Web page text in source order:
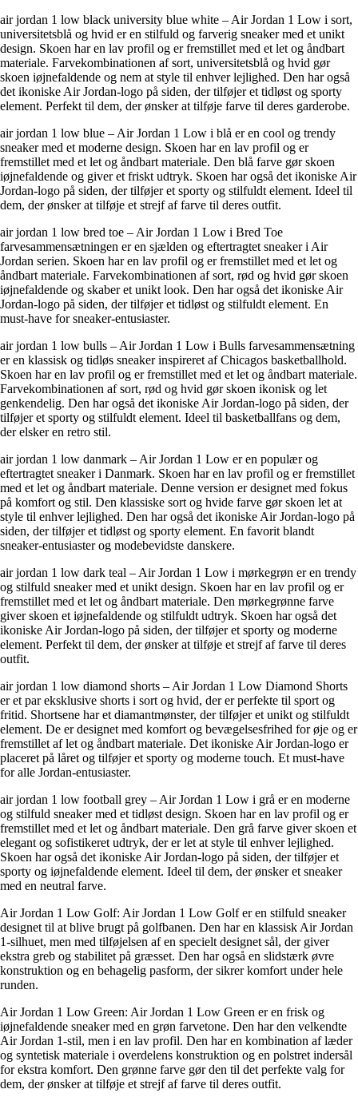
air jordan 1 low black university blue white – Air Jordan 1 Low i sort,
universitetsblå og hvid er en stilfuld og farverig sneaker med et unikt
design. Skoen har en lav profil og er fremstillet med et let og åndbart
materiale. Farvekombinationen af sort, universitetsblå og hvid gør
skoen iøjnefaldende og nem at style til enhver lejlighed. Den har også
det ikoniske Air Jordan-logo på siden, der tilføjer et tidløst og sporty
element. Perfekt til dem, der ønsker at tilføje farve til deres garderobe.
air jordan 1 low blue – Air Jordan 1 Low i blå er en cool og trendy
sneaker med et moderne design. Skoen har en lav profil og er
fremstillet med et let og åndbart materiale. Den blå farve gør skoen
iøjnefaldende og giver et friskt udtryk. Skoen har også det ikoniske Air
Jordan-logo på siden, der tilføjer et sporty og stilfuldt element. Ideel til
dem, der ønsker at tilføje et strejf af farve til deres outfit.
air jordan 1 low bred toe – Air Jordan 1 Low i Bred Toe
farvesammensætningen er en sjælden og eftertragtet sneaker i Air
Jordan serien. Skoen har en lav profil og er fremstillet med et let og
åndbart materiale. Farvekombinationen af sort, rød og hvid gør skoen
iøjnefaldende og skaber et unikt look. Den har også det ikoniske Air
Jordan-logo på siden, der tilføjer et tidløst og stilfuldt element. En
must-have for sneaker-entusiaster.
air jordan 1 low bulls – Air Jordan 1 Low i Bulls farvesammensætning
er en klassisk og tidløs sneaker inspireret af Chicagos basketballhold.
Skoen har en lav profil og er fremstillet med et let og åndbart materiale.
Farvekombinationen af sort, rød og hvid gør skoen ikonisk og let
genkendelig. Den har også det ikoniske Air Jordan-logo på siden, der
tilføjer et sporty og stilfuldt element. Ideel til basketballfans og dem,
der elsker en retro stil.
air jordan 1 low danmark – Air Jordan 1 Low er en populær og
eftertragtet sneaker i Danmark. Skoen har en lav profil og er fremstillet
med et let og åndbart materiale. Denne version er designet med fokus
på komfort og stil. Den klassiske sort og hvide farve gør skoen let at
style til enhver lejlighed. Den har også det ikoniske Air Jordan-logo på
siden, der tilføjer et tidløst og sporty element. En favorit blandt
sneaker-entusiaster og modebevidste danskere.
air jordan 1 low dark teal – Air Jordan 1 Low i mørkegrøn er en trendy
og stilfuld sneaker med et unikt design. Skoen har en lav profil og er
fremstillet med et let og åndbart materiale. Den mørkegrønne farve
giver skoen et iøjnefaldende og stilfuldt udtryk. Skoen har også det
ikoniske Air Jordan-logo på siden, der tilføjer et sporty og moderne
element. Perfekt til dem, der ønsker at tilføje et strejf af farve til deres
outfit.
air jordan 1 low diamond shorts – Air Jordan 1 Low Diamond Shorts
er et par eksklusive shorts i sort og hvid, der er perfekte til sport og
fritid. Shortsene har et diamantmønster, der tilføjer et unikt og stilfuldt
element. De er designet med komfort og bevægelsesfrihed for øje og er
fremstillet af let og åndbart materiale. Det ikoniske Air Jordan-logo er
placeret på låret og tilføjer et sporty og moderne touch. Et must-have
for alle Jordan-entusiaster.
air jordan 1 low football grey – Air Jordan 1 Low i grå er en moderne
og stilfuld sneaker med et tidløst design. Skoen har en lav profil og er
fremstillet med et let og åndbart materiale. Den grå farve giver skoen et
elegant og sofistikeret udtryk, der er let at style til enhver lejlighed.
Skoen har også det ikoniske Air Jordan-logo på siden, der tilføjer et
sporty og iøjnefaldende element. Ideel til dem, der ønsker et sneaker
med en neutral farve.
Air Jordan 1 Low Golf: Air Jordan 1 Low Golf er en stilfuld sneaker
designet til at blive brugt på golfbanen. Den har en klassisk Air Jordan
1-silhuet, men med tilføjelsen af en specielt designet sål, der giver
ekstra greb og stabilitet på græsset. Den har også en slidstærk øvre
konstruktion og en behagelig pasform, der sikrer komfort under hele
runden.
Air Jordan 1 Low Green: Air Jordan 1 Low Green er en frisk og
iøjnefaldende sneaker med en grøn farvetone. Den har den velkendte
Air Jordan 1-stil, men i en lav profil. Den har en kombination af læder
og syntetisk materiale i overdelens konstruktion og en polstret indersål
for ekstra komfort. Den grønne farve gør den til det perfekte valg for
dem, der ønsker at tilføje et strejf af farve til deres outfit.